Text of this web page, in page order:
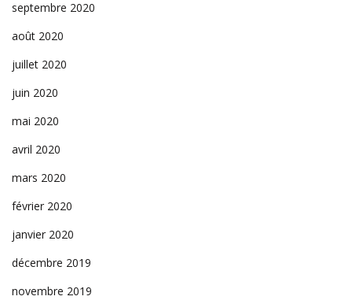
septembre 2020
août 2020
juillet 2020
juin 2020
mai 2020
avril 2020
mars 2020
février 2020
janvier 2020
décembre 2019
novembre 2019